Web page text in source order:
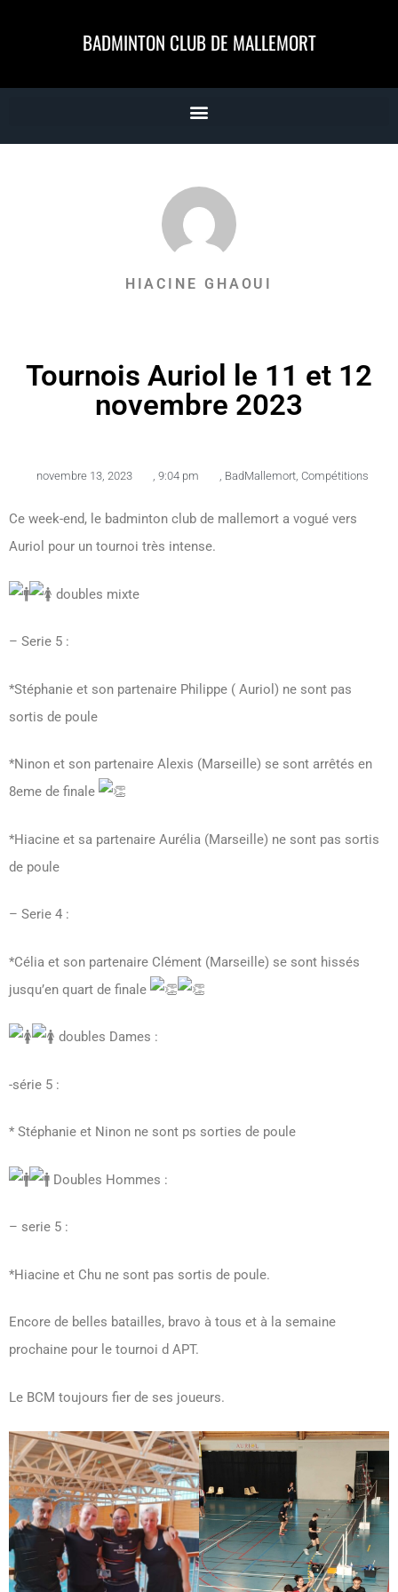
BADMINTON CLUB DE MALLEMORT
HIACINE GHAOUI
Tournois Auriol le 11 et 12
novembre 2023
novembre 13, 2023 , 9:04 pm , BadMallemort, Compétitions
Ce week-end, le badminton club de mallemort a vogué vers
Auriol pour un tournoi très intense.
doubles mixte
– Serie 5 :
*Stéphanie et son partenaire Philippe ( Auriol) ne sont pas
sortis de poule
*Ninon et son partenaire Alexis (Marseille) se sont arrêtés en
8eme de finale
*Hiacine et sa partenaire Aurélia (Marseille) ne sont pas sortis
de poule
– Serie 4 :
*Célia et son partenaire Clément (Marseille) se sont hissés
jusqu’en quart de finale
doubles Dames :
-série 5 :
* Stéphanie et Ninon ne sont ps sorties de poule
Doubles Hommes :
– serie 5 :
*Hiacine et Chu ne sont pas sortis de poule.
Encore de belles batailles, bravo à tous et à la semaine
prochaine pour le tournoi d APT.
Le BCM toujours fier de ses joueurs.